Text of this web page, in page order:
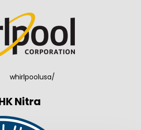
whirlpoolusa/
Nitra